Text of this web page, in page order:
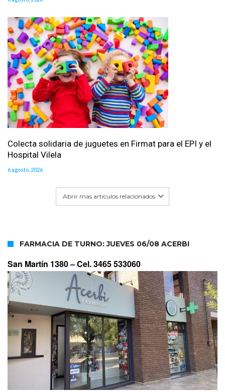
Colecta solidaria de juguetes en Firmat para el EPI y el
Hospital Vilela
6 agosto, 2026
Abrir mas artículos relacionados
FARMACIA DE TURNO: JUEVES 06/08 ACERBI
San Martín 1380 –Cel. 3465 533060